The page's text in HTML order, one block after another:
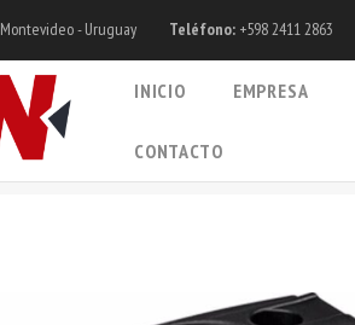
- Uruguay Teléfono: +598 2411 2863
INICIO EMPRESA
CONTACTO